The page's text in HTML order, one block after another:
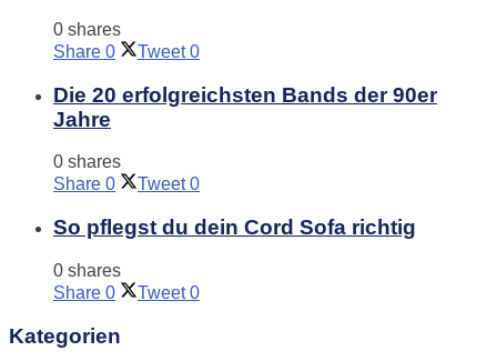
0 shares
Share 0 Tweet 0
Die 20 erfolgreichsten Bands der 90er
Jahre
0 shares
Share 0 Tweet 0
So pflegst du dein Cord Sofa richtig
0 shares
Share 0 Tweet 0
Kategorien